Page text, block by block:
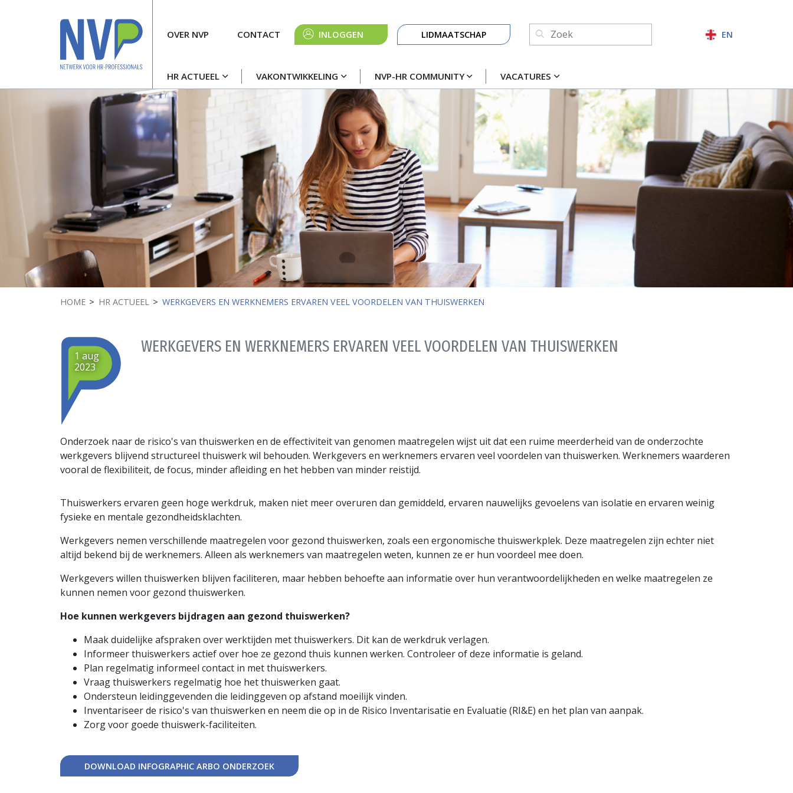
Hoofdnavigatie
HR ACTUEEL VAKONTWIKKELING NVP-HR COMMUNITY VACATURES
MetaOVER NVP CONTACT INLOGGEN
Knop
navigatie
LIDMAATSCHAP Zoeken:
ZOEKEN
EN
HOME HR ACTUEEL WERKGEVERS EN WERKNEMERS ERVAREN VEEL VOORDELEN VAN THUISWERKEN
WERKGEVERS EN WERKNEMERS ERVAREN VEEL VOORDELEN VAN THUISWERKEN
1 aug
2023
Onderzoek naar de risico's van thuiswerken en de effectiviteit van genomen maatregelen wijst uit dat een ruime meerderheid van de onderzochte
werkgevers blijvend structureel thuiswerk wil behouden. Werkgevers en werknemers ervaren veel voordelen van thuiswerken. Werknemers waarderen
vooral de flexibiliteit, de focus, minder afleiding en het hebben van minder reistijd.
Thuiswerkers ervaren geen hoge werkdruk, maken niet meer overuren dan gemiddeld, ervaren nauwelijks gevoelens van isolatie en ervaren weinig
fysieke en mentale gezondheidsklachten.
Werkgevers nemen verschillende maatregelen voor gezond thuiswerken, zoals een ergonomische thuiswerkplek. Deze maatregelen zijn echter niet
altijd bekend bij de werknemers. Alleen als werknemers van maatregelen weten, kunnen ze er hun voordeel mee doen.
Werkgevers willen thuiswerken blijven faciliteren, maar hebben behoefte aan informatie over hun verantwoordelijkheden en welke maatregelen ze
kunnen nemen voor gezond thuiswerken.
Hoe kunnen werkgevers bijdragen aan gezond thuiswerken?
Maak duidelijke afspraken over werktijden met thuiswerkers. Dit kan de werkdruk verlagen.
Informeer thuiswerkers actief over hoe ze gezond thuis kunnen werken. Controleer of deze informatie is geland.
Plan regelmatig informeel contact in met thuiswerkers.
Vraag thuiswerkers regelmatig hoe het thuiswerken gaat.
Ondersteun leidinggevenden die leidinggeven op afstand moeilijk vinden.
Inventariseer de risico's van thuiswerken en neem die op in de Risico Inventarisatie en Evaluatie (RI&E) en het plan van aanpak.
Zorg voor goede thuiswerk-faciliteiten.
DOWNLOAD INFOGRAPHIC ARBO ONDERZOEK